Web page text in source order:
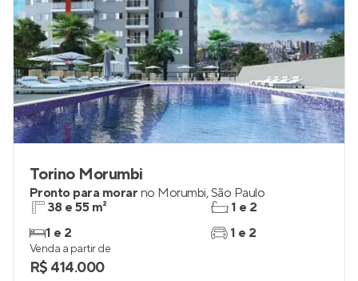
Torino Morumbi
Pronto para morar no Morumbi,São Paulo
38 e 55 m²
1 e 2
1 e 2
1 e 2
Venda a partir de
R$ 414.000